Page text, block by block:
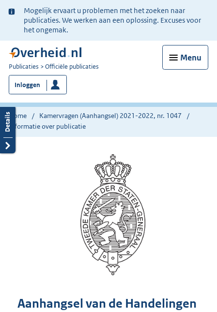
Ter
informatie:
Mogelijk ervaart u problemen met het zoeken naar
publicaties. We werken aan een oplossing. Excuses voor
het ongemak.
Menu
U
bent
nu
hier:
Publicaties Officiële publicaties
Inloggen
Home
Kamervragen (Aanhangsel) 2021-2022, nr. 1047
Informatie over publicatie
Aanhangsel van de Handelingen